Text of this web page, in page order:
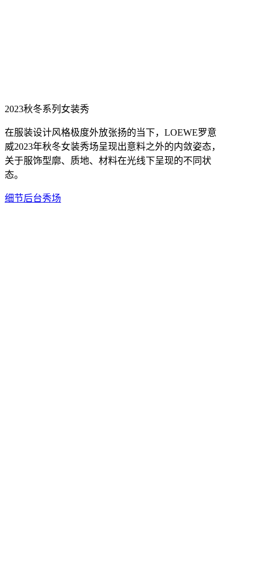
2023秋冬系列女装秀
在服装设计风格极度外放张扬的当下，LOEWE罗意
威2023年秋冬女装秀场呈现出意料之外的内敛姿态，
关于服饰型廓、质地、材料在光线下呈现的不同状
态。
细节后台秀场